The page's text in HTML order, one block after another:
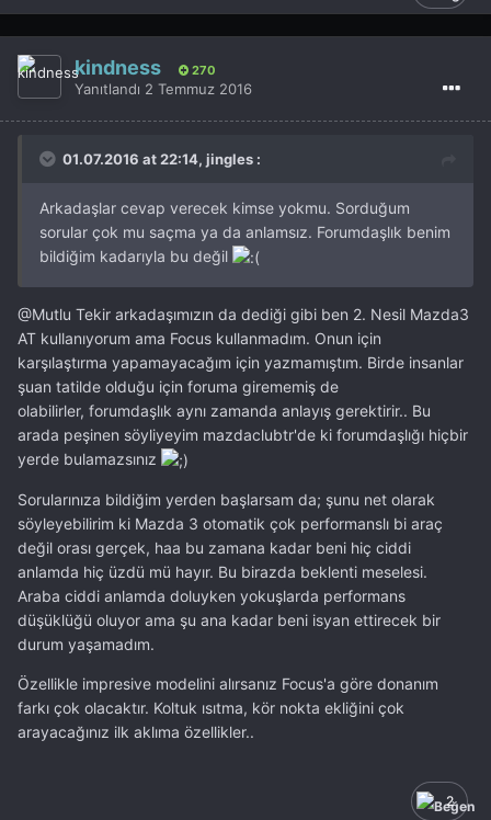
kindness 270
Yanıtlandı 2 Temmuz 2016
01.07.2016 at 22:14, jingles :
Arkadaşlar cevap verecek kimse yokmu. Sorduğum
sorular çok mu saçma ya da anlamsız. Forumdaşlık benim
bildiğim kadarıyla bu değil
@Mutlu Tekir arkadaşımızın da dediği gibi ben 2. Nesil Mazda3
AT kullanıyorum ama Focus kullanmadım. Onun için
karşılaştırma yapamayacağım için yazmamıştım. Birde insanlar
şuan tatilde olduğu için foruma girememiş de
olabilirler, forumdaşlık aynı zamanda anlayış gerektirir.. Bu
arada peşinen söyliyeyim mazdaclubtr'de ki forumdaşlığı hiçbir
yerde bulamazsınız
Sorularınıza bildiğim yerden başlarsam da; şunu net olarak
söyleyebilirim ki Mazda 3 otomatik çok performanslı bi araç
değil orası gerçek, haa bu zamana kadar beni hiç ciddi
anlamda hiç üzdü mü hayır. Bu birazda beklenti meselesi.
Araba ciddi anlamda doluyken yokuşlarda performans
düşüklüğü oluyor ama şu ana kadar beni isyan ettirecek bir
durum yaşamadım.
Özellikle impresive modelini alırsanız Focus'a göre donanım
farkı çok olacaktır. Koltuk ısıtma, kör nokta ekliğini çok
arayacağınız ilk aklıma özellikler..
2